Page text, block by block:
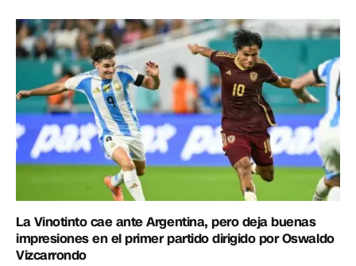
La Vinotinto cae ante Argentina, pero deja buenas
impresiones en el primer partido dirigido por Oswaldo
Vizcarrondo